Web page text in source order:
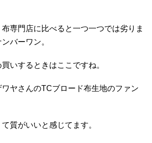
専門店に比べると一つ一つでは劣りま
バーワン。
いするときはここですね。
ヤさんのTCブロード布生地のファン
質がいいと感じてます。